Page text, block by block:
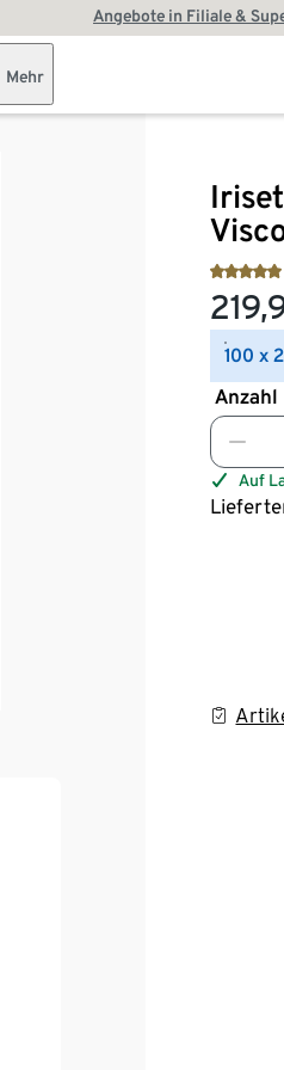
Angebote in Filiale &
Mehr
100 x
Anzahl
Auf